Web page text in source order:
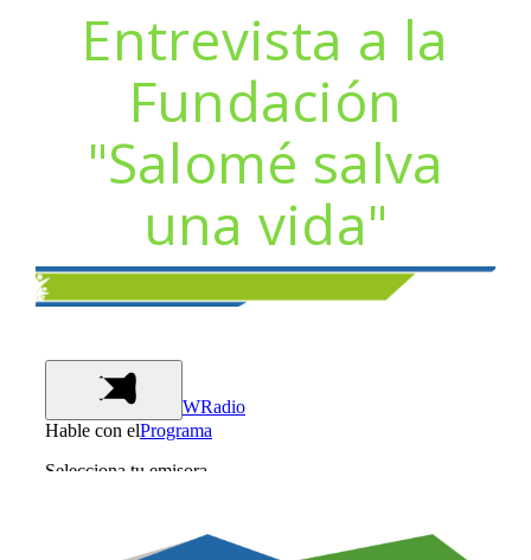
Entrevista a la
Fundación
"Salomé salva
una vida"